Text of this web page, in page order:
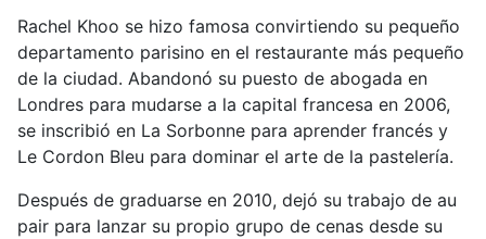
Rachel Khoo se hizo famosa convirtiendo su pequeño
departamento parisino en el restaurante más pequeño
de la ciudad. Abandonó su puesto de abogada en
Londres para mudarse a la capital francesa en 2006,
se inscribió en La Sorbonne para aprender francés y
Le Cordon Bleu para dominar el arte de la pastelería.
Después de graduarse en 2010, dejó su trabajo de au
pair para lanzar su propio grupo de cenas desde su